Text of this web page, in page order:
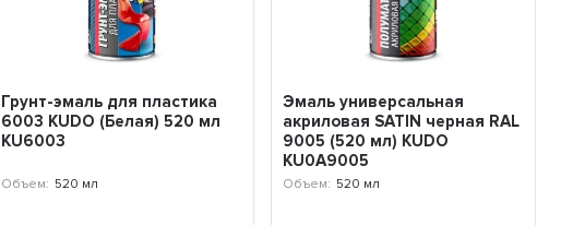
Грунт-эмаль для пластика
6003 KUDO (Белая) 520 мл
KU6003
Объем: 520 мл
Эмаль универсальная
акриловая SATIN черная RAL
9005 (520 мл) KUDO
KU0A9005
Объем: 520 мл